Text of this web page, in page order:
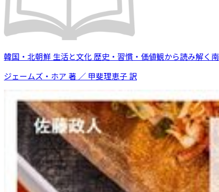
韓国・北朝鮮 生活と文化 歴史・習慣・価値観から読み解く
ジェームズ・ホア 著 ／ 甲斐理恵子 訳